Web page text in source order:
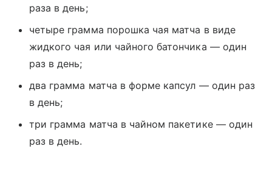
раза в день;
четыре грамма порошка чая матча в виде
жидкого чая или чайного батончика — один
раз в день;
два грамма матча в форме капсул — один раз
в день;
три грамма матча в чайном пакетике — один
раз в день.